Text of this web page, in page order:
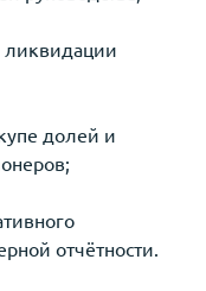
ликвидации
долей и
отчётности.